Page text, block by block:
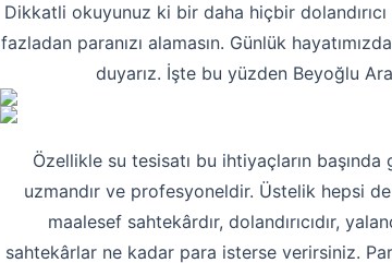
Dikkatli okuyunuz ki bir daha hiçbir
fazladan paranızı alamasın. Günlük
duyarız. İşte bu yüzden Beyoğlu
Özellikle su tesisatı bu ihtiyaçların
uzmandır ve profesyoneldir. Üstelik hepsi
maalesef sahtekârdır, dolandırıcıdır,
sahtekârlar ne kadar para isterse verirsiniz.